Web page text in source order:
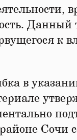
Данный
к
в
Сочи